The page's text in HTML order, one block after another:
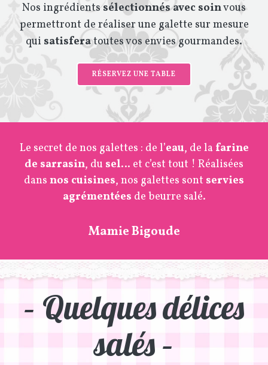
Nos ingrédients sélectionnés avec soinvous
permettront de réaliser une galette sur mesure
qui satisferatoutes vos envies gourmandes.
RÉSERVEZ UNE TABLE
Le secret de nos galettes : de l’eau, de la farine
de sarrasin, du sel… et c’est tout ! Réalisées
dans nos cuisines, nos galettes sont servies
agrémentées de beurre salé.
Mamie Bigoude
– Quelques délices
salés –